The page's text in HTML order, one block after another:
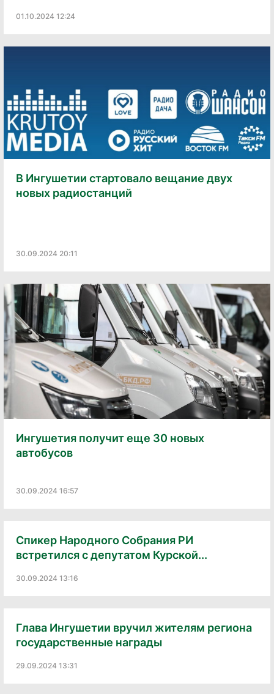
01.10.2024 12:24
В Ингушетии стартовало вещание двух
новых радиостанций
30.09.2024 20:11
Ингушетия получит еще 30 новых
автобусов
30.09.2024 16:57
Спикер Народного Собрания РИ
встретился с депутатом Курской...
30.09.2024 13:16
Глава Ингушетии вручил жителям региона
государственные награды
29.09.2024 13:31